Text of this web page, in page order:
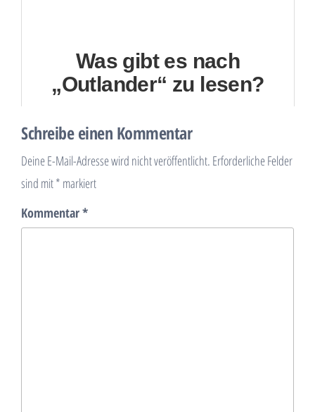
Was gibt es nach
„Outlander“ zu lesen?
Schreibe einen Kommentar
Deine E-Mail-Adresse wird nicht veröffentlicht. Erforderliche Felder
sind mit* markiert
Kommentar*